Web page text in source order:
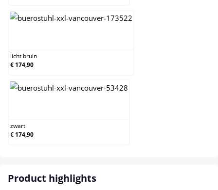
licht bruin
€ 174,90
zwart
€ 174,90
Product highlights